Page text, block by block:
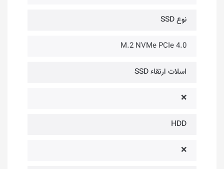
نوع SSD
M.2 NVMe PCIe 4.0
اسلات ارتقاء SSD
❌
HDD
❌